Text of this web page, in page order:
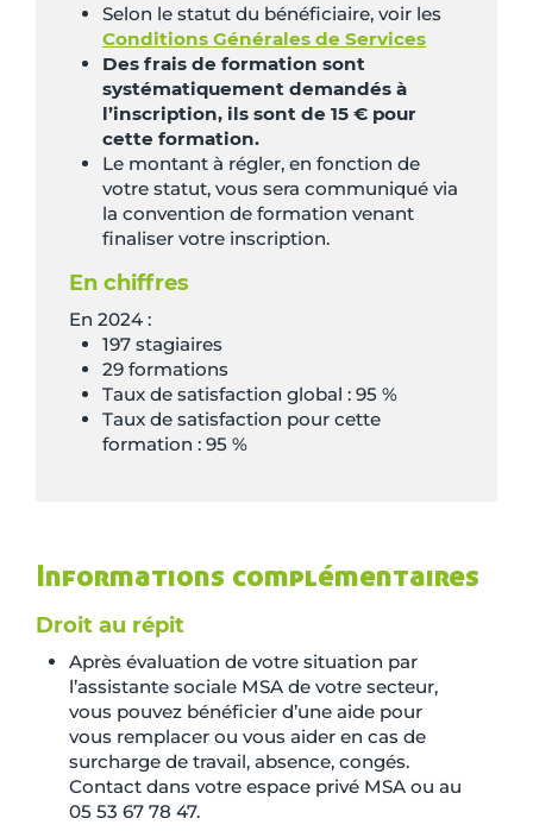
Selon le statut du bénéficiaire, voir les
Conditions Générales de Services
Des frais de formation sont
systématiquement demandés à
l’inscription, ils sont de 15 € pour
cette formation.
Le montant à régler, en fonction de
votre statut, vous sera communiqué via
la convention de formation venant
finaliser votre inscription.
En chiffres
En 2024 :
197 stagiaires
29 formations
Taux de satisfaction global : 95 %
Taux de satisfaction pour cette
formation : 95 %
Informations complémentaires
Droit au répit
Après évaluation de votre situation par
l’assistante sociale MSA de votre secteur,
vous pouvez bénéficier d’une aide pour
vous remplacer ou vous aider en cas de
surcharge de travail, absence, congés.
Contact dans votre espace privé MSA ou au
05 53 67 78 47.